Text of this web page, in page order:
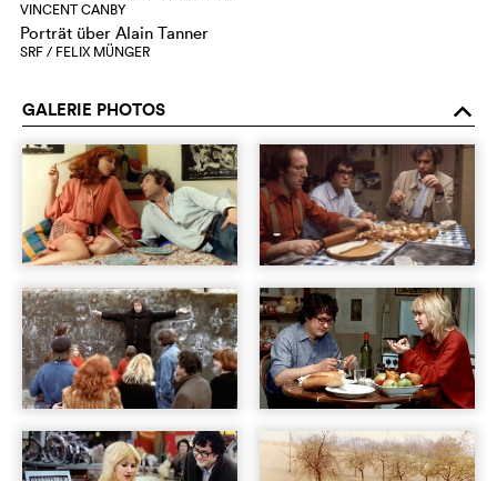
VINCENT CANBY
Porträt über Alain Tanner
SRF / FELIX MÜNGER
GALERIE PHOTOS o